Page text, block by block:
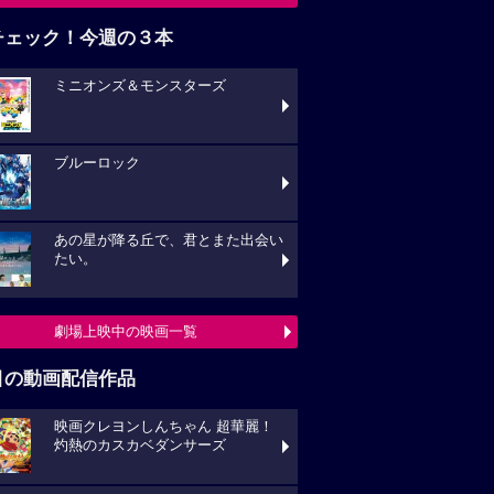
ェック！今週の３本
ミニオンズ＆モンスターズ
ブルーロック
あの星が降る丘で、君とまた出会い
たい。
劇場上映中の映画一覧
の動画配信作品
映画クレヨンしんちゃん 超華麗！
灼熱のカスカベダンサーズ